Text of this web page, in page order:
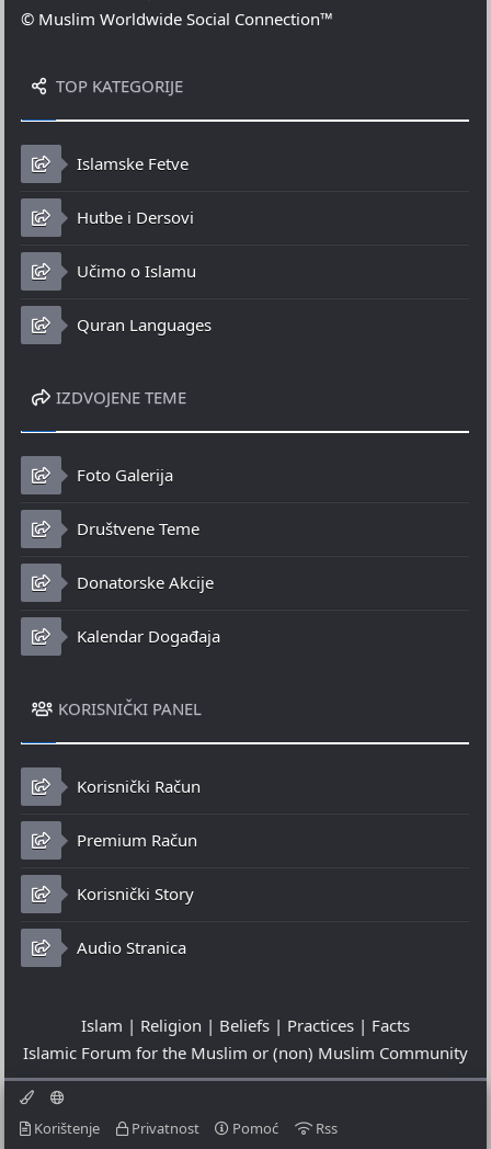
© Muslim Worldwide Social Connection™
TOP KATEGORIJE
Islamske Fetve
Hutbe i Dersovi
Učimo o Islamu
Quran Languages
IZDVOJENE TEME
Foto Galerija
Društvene Teme
Donatorske Akcije
Kalendar Događaja
KORISNIČKI PANEL
Korisnički Račun
Premium Račun
Korisnički Story
Audio Stranica
Islam | Religion | Beliefs | Practices | Facts
Islamic Forum for the Muslim or (non) Muslim Community
Korištenje Privatnost Pomoć Rss